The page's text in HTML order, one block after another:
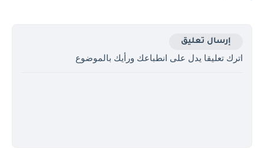
إرسال تعليق
اترك تعليقا يدل على انطباعك ورأيك بالموضوع